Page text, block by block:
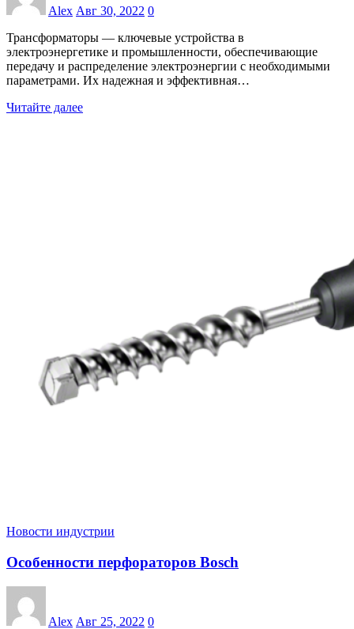
Alex Авг 30, 2022 0
Трансформаторы — ключевые устройства в
электроэнергетике и промышленности, обеспечивающие
передачу и распределение электроэнергии с необходимыми
параметрами. Их надежная и эффективная…
Читайте далее
Новости индустрии
Особенности перфораторов Bosch
Alex Авг 25, 2022 0